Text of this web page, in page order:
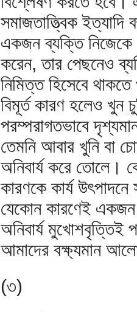
সমাজতাত্ত্বিক
একজন ব্যক্তি নিজেকে
করেন, তার পেছনেও
নিমিত্ত হিসেবে
বিমূর্ত কারণ হলেও খুন
পরম্পরাগতভাবে
তেমনি আবার খুনি বা
অনিবার্য করে তোলে।
কারণকে কার্য
যেকোন কারণেই একজন
অনিবার্য মুখোশবৃত্তিই
আমাদের বক্ষ্যমান
(৩)